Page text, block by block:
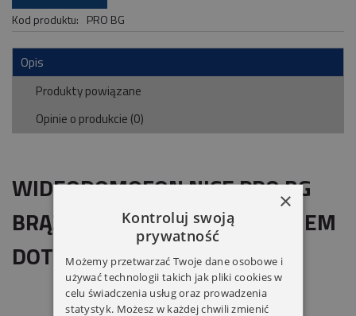
Kod produktu: PRO BG
Opis
Produkty powiązane
Opinie o produkcie (0)
WIDEODOMOFON NICE PRO BG
BRĄZOWO-SREBRNY Z EKRANEM
DOTYKOWYM
×
Kontroluj swoją
prywatność
Możemy przetwarzać Twoje dane osobowe i
używać technologii takich jak pliki cookies w
celu świadczenia usług oraz prowadzenia
statystyk. Możesz w każdej chwili zmienić